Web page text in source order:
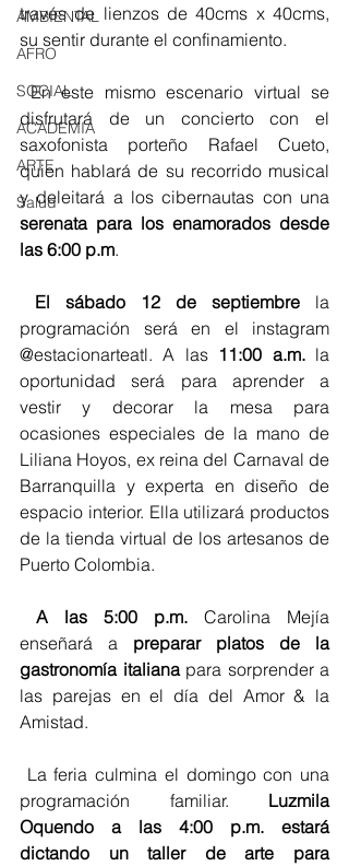
AMBIENTAL
AFRO
SOCIAL
ACADEMIA
ARTE
Salud
través de lienzos de 40cms x 40cms,
su sentir durante el confinamiento.
En este mismo escenario virtual se
disfrutará de un concierto con el
saxofonista porteño Rafael Cueto,
quien hablará de su recorrido musical
serenata para los enamorados desde
las 6:00 p.m.
El sábado 12 de septiembre la
programación será en el instagram
@estacionarteatl. A las 11:00 a.m. la
oportunidad será para aprender a
vestir y decorar la mesa para
ocasiones especiales de la mano de
Liliana Hoyos, ex reina del Carnaval de
Barranquilla y experta en diseño de
espacio interior. Ella utilizará productos
de la tienda virtual de los artesanos de
Puerto Colombia.
A las 5:00 p.m. Carolina Mejía
enseñará a preparar platos de la
gastronomía italiana para sorprender a
las parejas en el día del Amor & la
Amistad.
programación familiar. Luzmila
Oquendo a las 4:00 p.m. estará
dictando un taller de arte para